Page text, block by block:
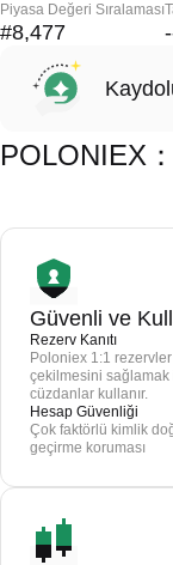
Piyasa Değeri Sıralaması
#8,477
POLONIEX
Güvenli ve
Rezerv Kanıtı
Poloniex 1:1 rezervler
çekilmesini sağlamak
cüzdanlar kullanır.
Hesap Güvenliği
Çok faktörlü kimlik
geçirme koruması